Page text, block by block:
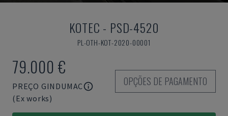
KOTEC - PSD-4520
PL-OTH-KOT-2020-00001
79.000 €
PREÇO GINDUMAC
(Ex works)
OPÇÕES DE PAGAMENTO